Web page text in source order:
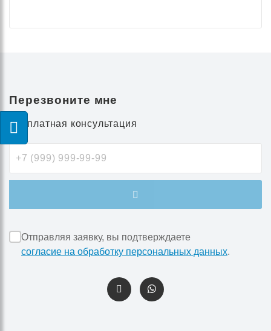
Перезвоните мне
Бесплатная консультация
Отправляя заявку, вы подтверждаете
согласие на обработку персональных данных.